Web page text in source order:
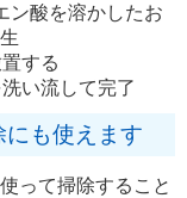
ン酸を溶かしたお
する
い流して完了
も使えます
って掃除すること